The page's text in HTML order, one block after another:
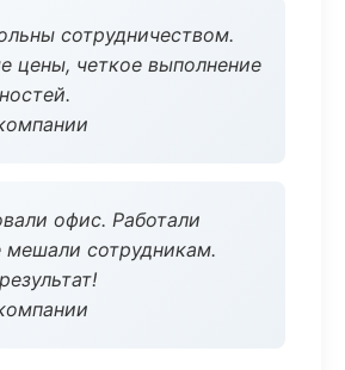
сотрудничеством.
цены, четкое выполнение
офис. Работали
мешали сотрудникам.